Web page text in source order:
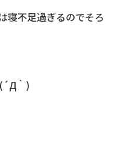
寝不足過ぎるのでそろ
｀)